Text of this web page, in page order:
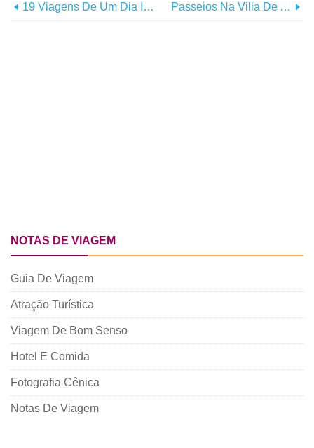
19 Viagens De Um Dia Incríveis Saindo De Bangkok Passeios Na Villa De Adriano (Tivoli) Saindo De Roma - Qual É A Melhor?
NOTAS DE VIAGEM
Guia De Viagem
Atração Turística
Viagem De Bom Senso
Hotel E Comida
Fotografia Cênica
Notas De Viagem